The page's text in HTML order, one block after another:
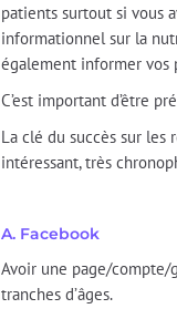
patients surtout si vous
informationnel sur la
également informer vos
C’est important d’être
La clé du succès sur les
intéressant, très
A. Facebook
Avoir une page/compte/
tranches d’âges.